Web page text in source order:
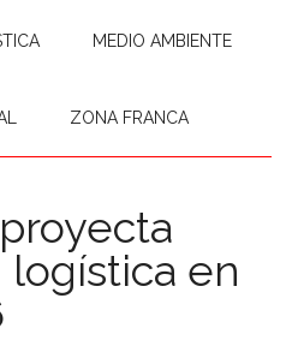
MEDIO AMBIENTE
ZONA FRANCA
logística en